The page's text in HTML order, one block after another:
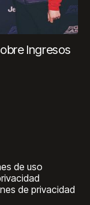
Ingresos
de uso
de privacidad